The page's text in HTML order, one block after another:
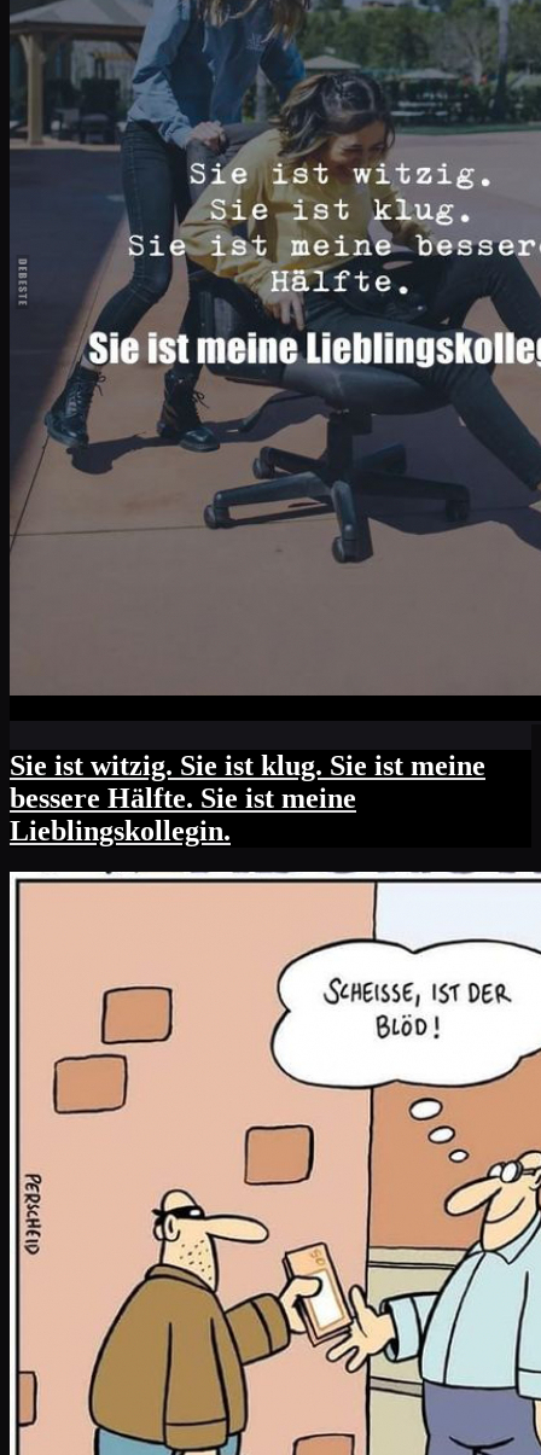
Sie ist witzig. Sie ist klug. Sie ist meine
bessere Hälfte. Sie ist meine
Lieblingskollegin.